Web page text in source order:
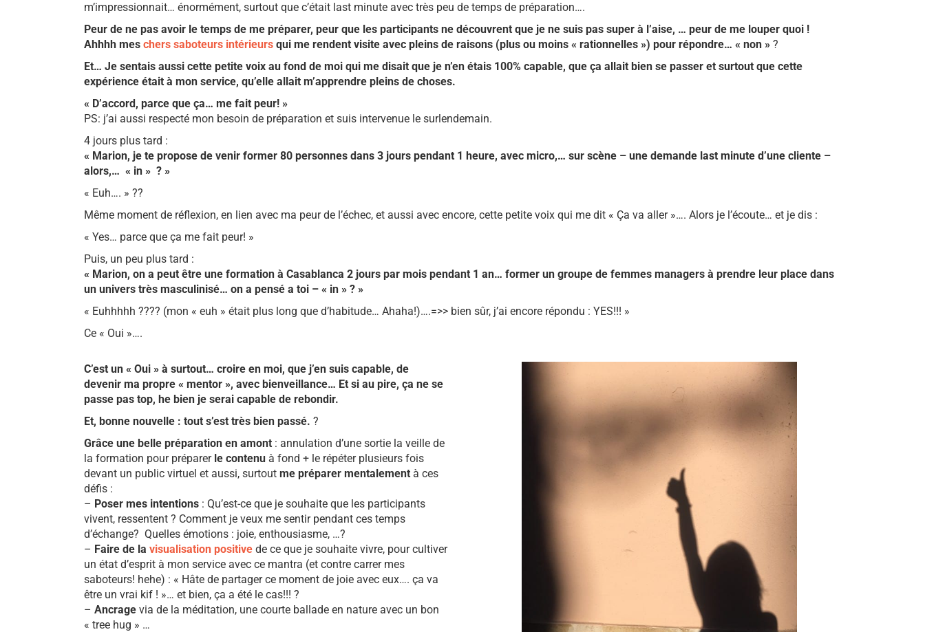
m’impressionnait… énormément, surtout que c’était last minute avec très peu de temps de préparation….
Peur de ne pas avoir le temps de me préparer, peur que les participants ne découvrent que je ne suis pas super à l’aise, … peur de me louper quoi !
Ahhhh mes chers saboteurs intérieurs qui me rendent visite avec pleins de raisons (plus ou moins « rationnelles ») pour répondre… « non » ?
Et… Je sentais aussi cette petite voix au fond de moi qui me disait que je n’en étais 100% capable, que ça allait bien se passer et surtout que cette
expérience était à mon service, qu’elle allait m’apprendre pleins de choses.
« D’accord, parce que ça… me fait peur! »
PS: j’ai aussi respecté mon besoin de préparation et suis intervenue le surlendemain.
4 jours plus tard :
« Marion, je te propose de venir former 80 personnes dans 3 jours pendant 1 heure, avec micro,… sur scène – une demande last minute d’une cliente –
alors,… « in » ? »
« Euh…. » ??
Même moment de réflexion, en lien avec ma peur de l’échec, et aussi avec encore, cette petite voix qui me dit « Ça va aller »…. Alors je l’écoute… et je dis :
« Yes… parce que ça me fait peur! »
Puis, un peu plus tard :
« Marion, on a peut être une formation à Casablanca 2 jours par mois pendant 1 an… former un groupe de femmes managers à prendre leur place dans
un univers très masculinisé… on a pensé a toi – « in » ? »
« Euhhhhh ???? (mon « euh » était plus long que d’habitude… Ahaha!)….=>> bien sûr, j’ai encore répondu : YES!!! »
Ce « Oui »….
C’est un « Oui » à surtout… croire en moi, que j’en suis capable, de
devenir ma propre « mentor », avec bienveillance… Et si au pire, ça ne se
passe pas top, he bien je serai capable de rebondir.
Et, bonne nouvelle : tout s’est très bien passé. ?
Grâce une belle préparation en amont : annulation d’une sortie la veille de
la formation pour préparer le contenu à fond + le répéter plusieurs fois
devant un public virtuel et aussi, surtout me préparer mentalement à ces
défis :
– Poser mes intentions : Qu’est-ce que je souhaite que les participants
vivent, ressentent ? Comment je veux me sentir pendant ces temps
d’échange? Quelles émotions : joie, enthousiasme, …?
– Faire de la visualisation positive de ce que je souhaite vivre, pour cultiver
un état d’esprit à mon service avec ce mantra (et contre carrer mes
saboteurs! hehe) : « Hâte de partager ce moment de joie avec eux…. ça va
être un vrai kif ! »… et bien, ça a été le cas!!! ?
– Ancrage via de la méditation, une courte ballade en nature avec un bon
« tree hug » …